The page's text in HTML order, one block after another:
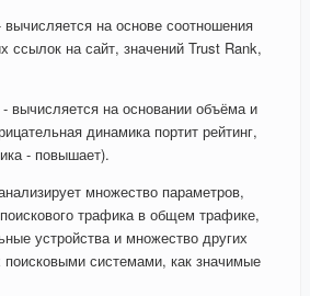
вычисляется на основе соотношения
ссылок на сайт, значений Trust Rank,
- вычисляется на основании объёма и
динамика портит рейтинг,
- повышает).
множество параметров,
трафика в общем трафике,
устройства и множество других
системами, как значимые